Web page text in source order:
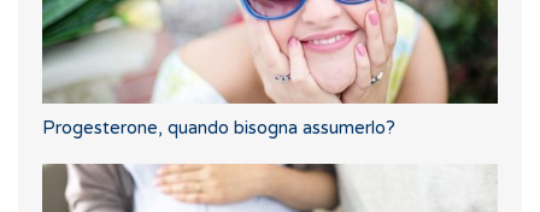
Progesterone, quando bisogna assumerlo?